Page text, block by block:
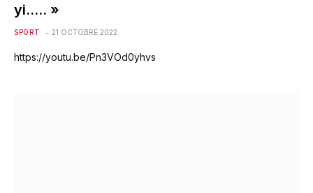
yi….. »
SPORT 21 OCTOBRE 2022
https://youtu.be/Pn3VOd0yhvs